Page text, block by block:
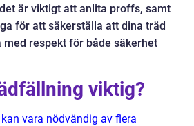
är viktigt att anlita proffs, samt
för att säkerställa att dina träd
respekt för både säkerhet
viktig?
vara nödvändig av flera